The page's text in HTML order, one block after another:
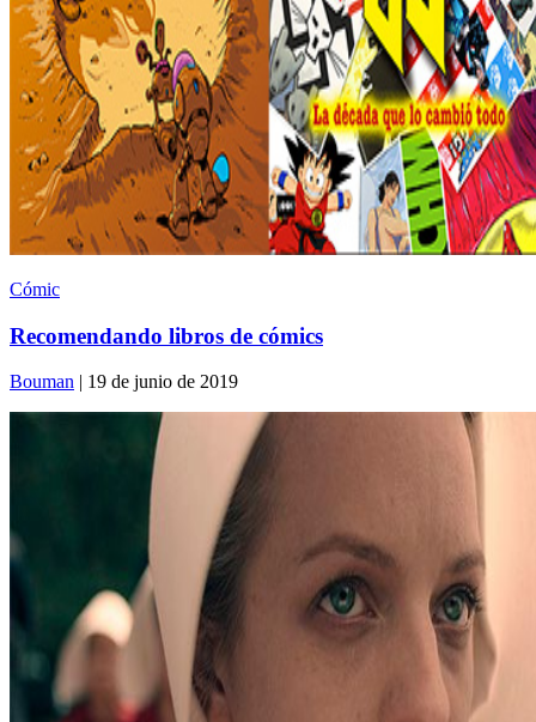
Cómic
Recomendando libros de cómics
Bouman | 19 de junio de 2019